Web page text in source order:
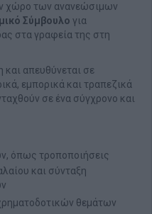
χώρο των ανανεώσιμων
Σύμβουλο για
στα γραφεία της στη
απευθύνεται σε
εμπορικά και τραπεζικά
σε ένα σύγχρονο και
όπως τροποποιήσεις
και σύνταξη
θεμάτων